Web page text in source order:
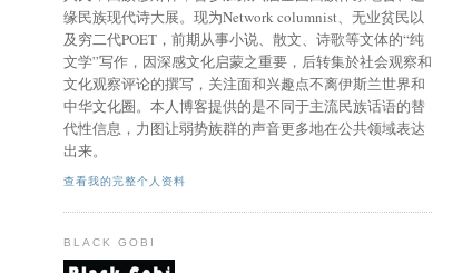
缘民族现代诗大展。现为Network columnist、无业贫民以
及穷二代POET，前期从事小说、散文、诗歌等文体的“纯
文学”写作，因深感文化启蒙之重要，后转集於社会观察和
文化观察评论的撰写，关注面和兴趣点不离伊斯兰世界和
中华文化圈。本人博客提供的是不同于主流民族话语的替
代性信息，力图让弱势族群的声音更多地在公共领域表达
出来。
查看我的完整个人资料
BLACK GOBI